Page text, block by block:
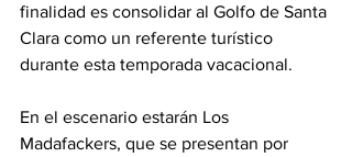
finalidad es consolidar al Golfo de Santa
Clara como un referente turístico
durante esta temporada vacacional.
En el escenario estarán Los
Madafackers, que se presentan por